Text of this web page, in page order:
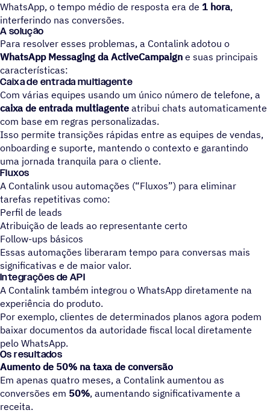
WhatsApp, o tempo médio de resposta era de 1 hora,
interferindo nas conversões.
A solução
Para resolver esses problemas, a Contalink adotou o
WhatsApp Messaging da ActiveCampaign e suas principais
características:
Caixa de entrada multiagente
Com várias equipes usando um único número de telefone, a
caixa de entrada multiagente atribui chats automaticamente
com base em regras personalizadas.
Isso permite transições rápidas entre as equipes de vendas,
onboarding e suporte, mantendo o contexto e garantindo
uma jornada tranquila para o cliente.
Fluxos
A Contalink usou automações (“Fluxos”) para eliminar
tarefas repetitivas como:
Perfil de leads
Atribuição de leads ao representante certo
Follow-ups básicos
Essas automações liberaram tempo para conversas mais
significativas e de maior valor.
Integrações de API
A Contalink também integrou o WhatsApp diretamente na
experiência do produto.
Por exemplo, clientes de determinados planos agora podem
baixar documentos da autoridade fiscal local diretamente
pelo WhatsApp.
Os resultados
Aumento de 50% na taxa de conversão
Em apenas quatro meses, a Contalink aumentou as
conversões em 50%, aumentando significativamente a
receita.